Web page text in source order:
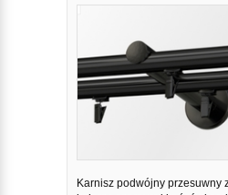
Karnisz podwójny przesuwny